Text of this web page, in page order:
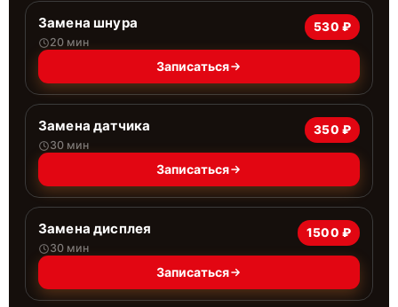
Замена шнура
20 мин
530 ₽
Записаться
Замена датчика
30 мин
350 ₽
Записаться
Замена дисплея
30 мин
1500 ₽
Записаться